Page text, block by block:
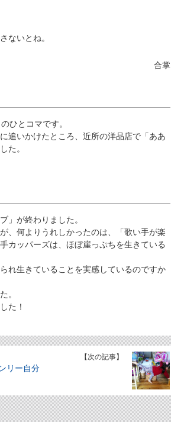
ないとね。
合掌
ひとコマです。
追いかけたところ、近所の洋品店で「ああ
た。
」が終わりました。
、何よりうれしかったのは、「歌い手が楽
カッパーズは、ほぼ崖っぷちを生きている
れ生きていることを実感しているのですか
。
た！
【次の記事】
リー自分